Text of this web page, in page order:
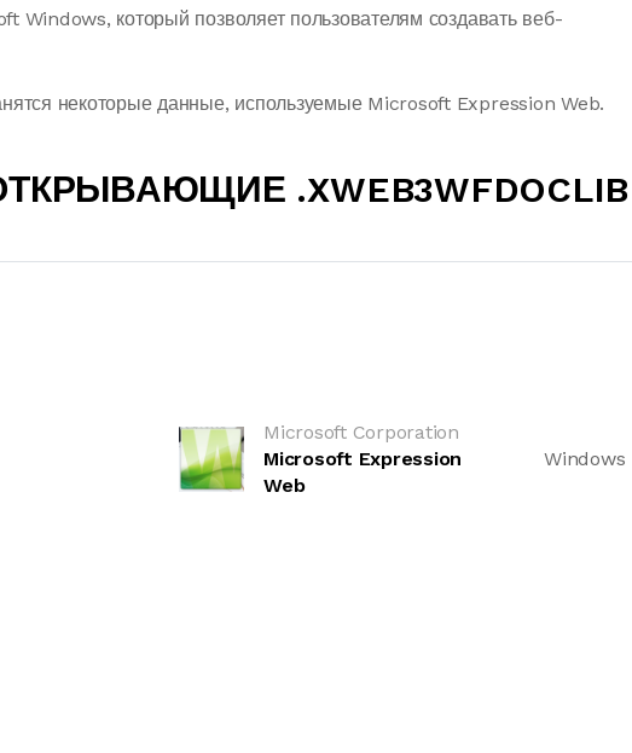
Windows, который позволяет пользователям создавать веб-
некоторые данные, используемые Microsoft Expression Web.
.XWEB3WFDOCLIB
Microsoft Corporation
Microsoft Expression
Web
Windows